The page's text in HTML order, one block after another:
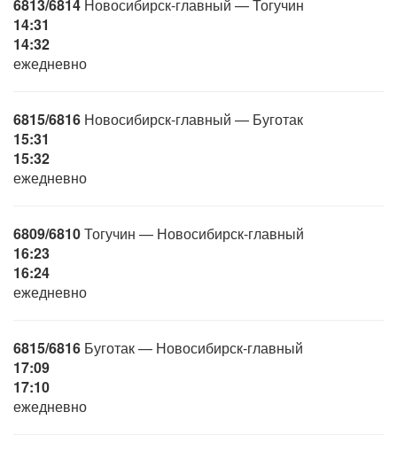
6813/6814 Новосибирск-главный — Тогучин
14:31
14:32
ежедневно
6815/6816 Новосибирск-главный — Буготак
15:31
15:32
ежедневно
6809/6810Тогучин — Новосибирск-главный
16:23
16:24
ежедневно
6815/6816 Буготак — Новосибирск-главный
17:09
17:10
ежедневно